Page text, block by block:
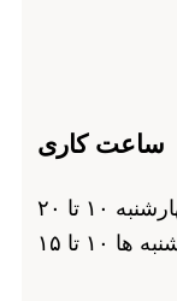
ساعت کاری
۱۰ تا ۲۰
ها ۱۰ تا ۱۵